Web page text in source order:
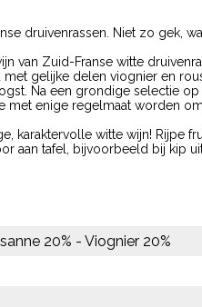
druivenrassen. Niet zo gek,
van Zuid-Franse witte
gelijke delen viognier en
Na een grondige selectie
enige regelmaat worden
karaktervolle witte wijn! Rijpe
aan tafel, bijvoorbeeld bij kip
20% - Viognier 20%